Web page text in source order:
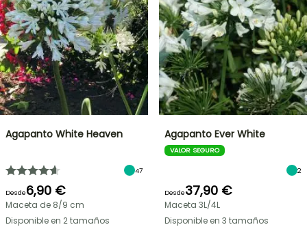
Agapanto White Heaven
47
Desde6,90 €
Maceta de 8/9 cm
Disponible en 2 tamaños
Agapanto Ever White
VALOR SEGURO
2
Desde37,90 €
Maceta 3L/4L
Disponible en 3 tamaños